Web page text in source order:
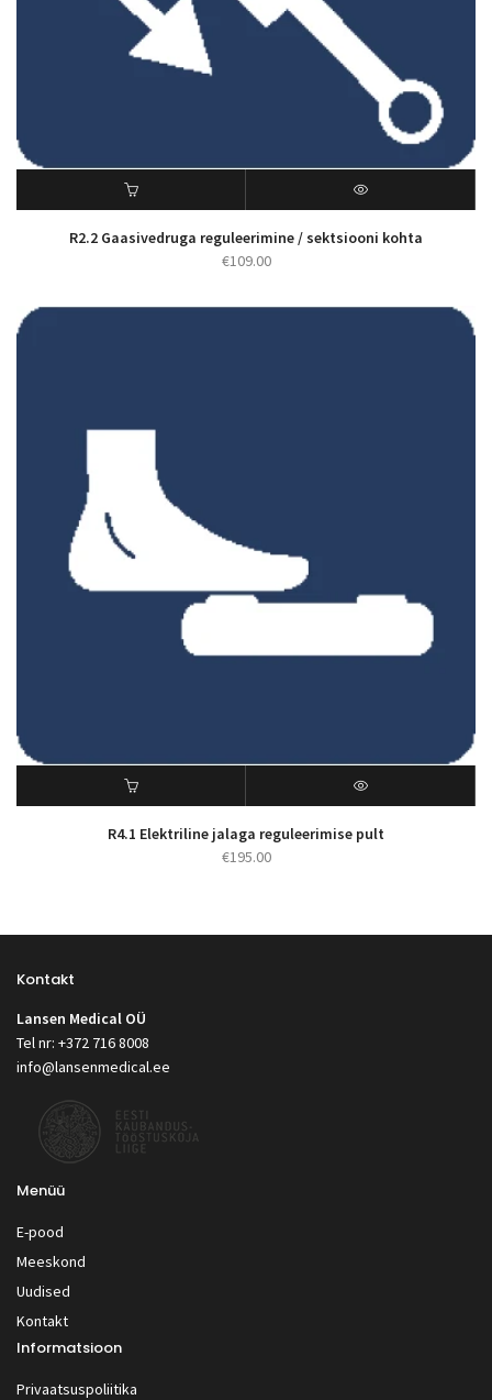
R2.2 Gaasivedruga reguleerimine / sektsiooni kohta
€109.00
R4.1 Elektriline jalaga reguleerimise pult
€195.00
Kontakt
Lansen Medical OÜ
Tel nr: +372 716 8008
info@lansenmedical.ee
Menüü
E-pood
Meeskond
Uudised
Kontakt
Informatsioon
Privaatsuspoliitika